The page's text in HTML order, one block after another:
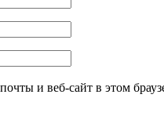
и веб-сайт в этом